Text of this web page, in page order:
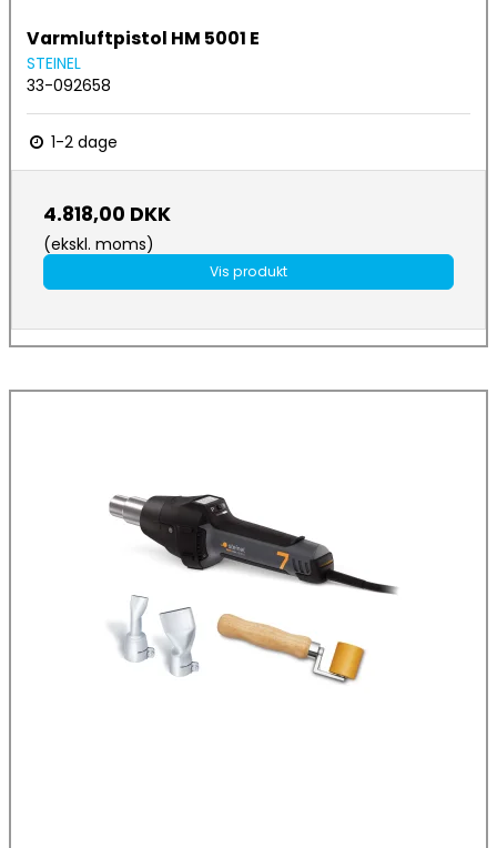
Varmluftpistol HM 5001 E
STEINEL
33-092658
1-2 dage
4.818,00 DKK
(ekskl. moms)
Vis produkt